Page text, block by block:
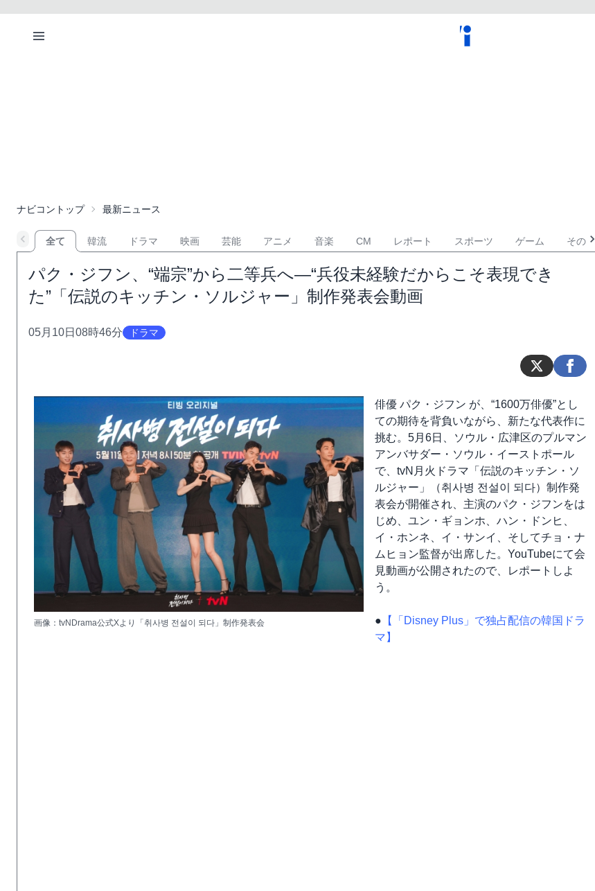
ナビコントップ 最新ニュース
全て 韓流 ドラマ 映画 芸能 アニメ 音楽 CM レポート スポーツ ゲーム その他
パク・ジフン、“端宗”から二等兵へ―“兵役未経験だからこそ表現でき
た”「伝説のキッチン・ソルジャー」制作発表会動画
05月10日08時46分 ドラマ
画像：tvNDrama公式Xより「취사병 전설이 되다」制作発表会
俳優 パク・ジフン が、“1600万俳優”とし
ての期待を背負いながら、新たな代表作に
挑む。5月6日、ソウル・広津区のプルマン
アンバサダー・ソウル・イーストポール
で、tvN月火ドラマ「伝説のキッチン・ソ
ルジャー」（취사병 전설이 되다）制作発
表会が開催され、主演のパク・ジフンをは
じめ、ユン・ギョンホ、ハン・ドンヒ、
イ・ホンネ、イ・サンイ、そしてチョ・ナ
ムヒョン監督が出席した。YouTubeにて会
見動画が公開されたので、レポートしよ
う。
● 【「Disney Plus」で独占配信の韓国ドラ
マ】